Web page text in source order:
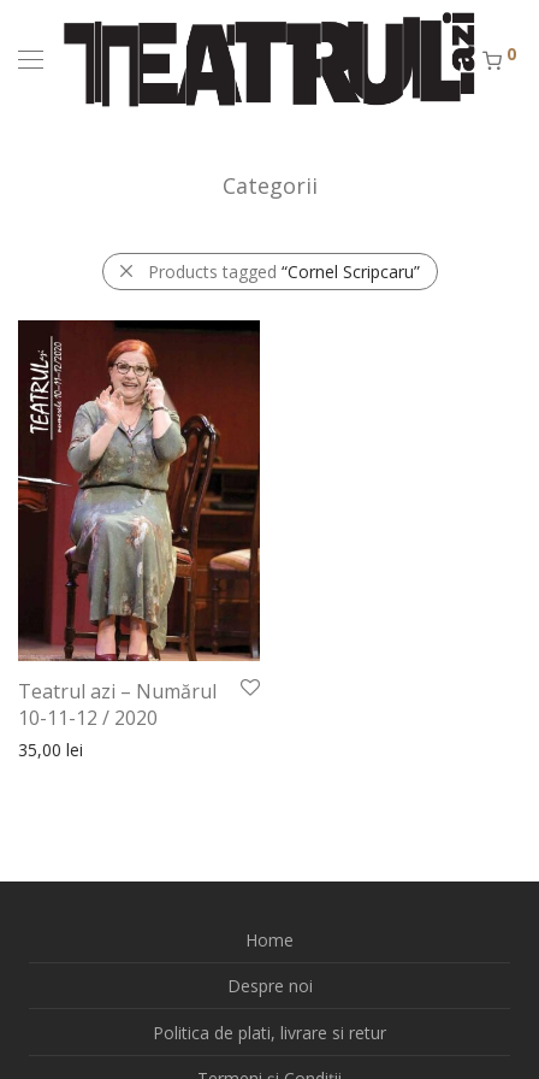
0
Categorii
Products tagged “Cornel Scripcaru”
Teatrul azi – Numărul
10-11-12 / 2020
35,00 lei
Home
Despre noi
Politica de plati, livrare si retur